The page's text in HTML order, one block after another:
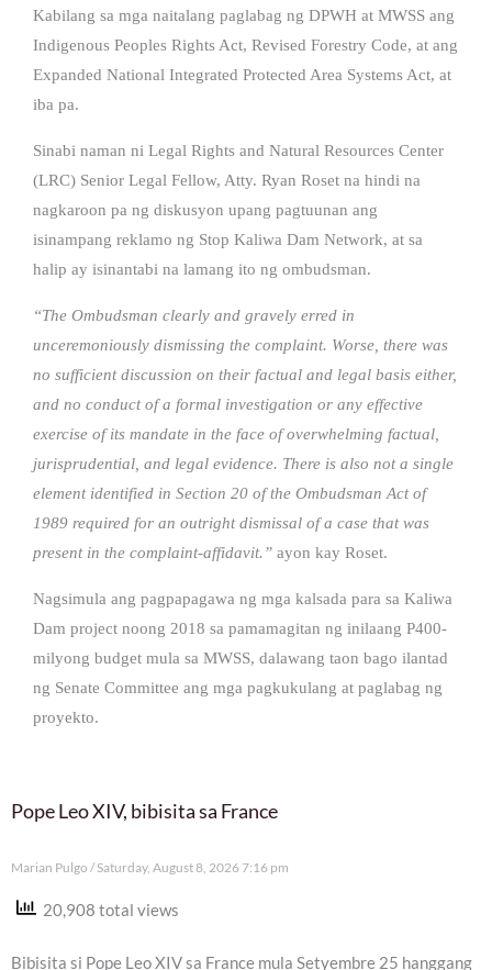
Kabilang sa mga naitalang paglabag ng DPWH at MWSS ang
Indigenous Peoples Rights Act, Revised Forestry Code, at ang
Expanded National Integrated Protected Area Systems Act, at
iba pa.
Sinabi naman ni Legal Rights and Natural Resources Center
(LRC) Senior Legal Fellow, Atty. Ryan Roset na hindi na
nagkaroon pa ng diskusyon upang pagtuunan ang
isinampang reklamo ng Stop Kaliwa Dam Network, at sa
halip ay isinantabi na lamang ito ng ombudsman.
“The Ombudsman clearly and gravely erred in
unceremoniously dismissing the complaint. Worse, there was
no sufficient discussion on their factual and legal basis either,
and no conduct of a formal investigation or any effective
exercise of its mandate in the face of overwhelming factual,
jurisprudential, and legal evidence. There is also not a single
element identified in Section 20 of the Ombudsman Act of
1989 required for an outright dismissal of a case that was
present in the complaint-affidavit.” ayon kay Roset.
Nagsimula ang pagpapagawa ng mga kalsada para sa Kaliwa
Dam project noong 2018 sa pamamagitan ng inilaang P400-
milyong budget mula sa MWSS, dalawang taon bago ilantad
ng Senate Committee ang mga pagkukulang at paglabag ng
proyekto.
Pope Leo XIV, bibisita sa France
Marian Pulgo Saturday, August 8, 2026 7:16 pm
20,908 total views
Bibisita si Pope Leo XIV sa France mula Setyembre 25 hanggang